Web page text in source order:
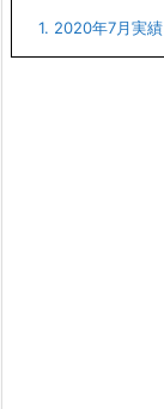
1. 2020年7月実績